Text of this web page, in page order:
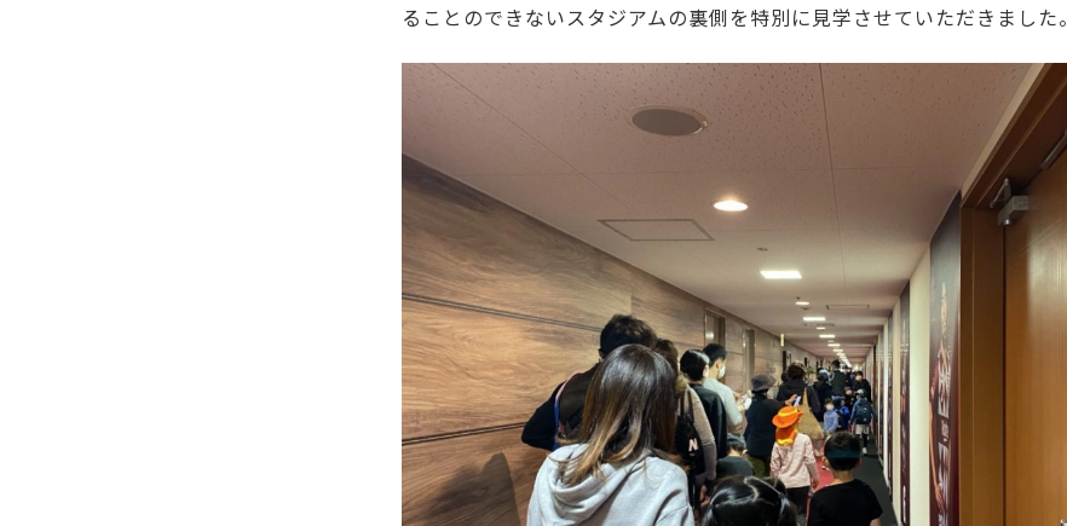
ることのできないスタジアムの裏側を特別に見学させていただきました。